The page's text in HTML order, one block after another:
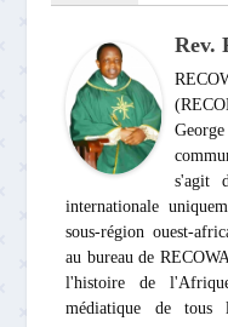
Rev.
s'agit
internationale
sous-région ouest-
au bureau de
l'histoire de
médiatique de tous